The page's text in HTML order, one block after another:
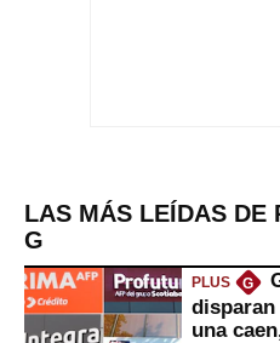
LAS MÁS LEÍDAS DE
G
PLUS G
disparan
una